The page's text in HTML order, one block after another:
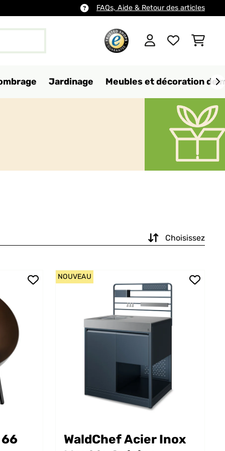
FAQs, Aide & Retour des articles
Jardinage Meubles et décoration de
Choisissez
WaldChef Acier Inox
NOUVEAU